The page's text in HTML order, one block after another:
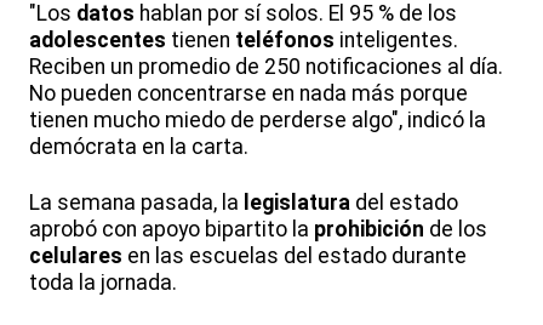
"Los datos hablan por sí solos. El 95 % de los
adolescentes tienen teléfonos inteligentes.
Reciben un promedio de 250 notificaciones al día.
No pueden concentrarse en nada más porque
tienen mucho miedo de perderse algo", indicó la
demócrata en la carta.
La semana pasada, la legislatura del estado
aprobó con apoyo bipartito la prohibición de los
celulares en las escuelas del estado durante
toda la jornada.